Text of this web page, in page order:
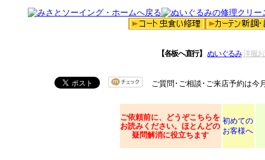
【各板へ直行】 ぬいぐるみ 洋服
ご質問･ご相談･ご来店予約は今
ご依頼前に、どうぞこちらを
お読みください。ほとんどの
疑問解消に役立ちます
初めての
お客様へ